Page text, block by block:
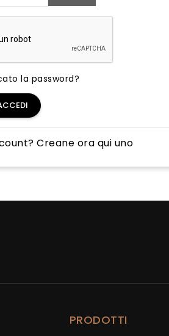
la password?
Creane ora qui uno
PRODOTTI